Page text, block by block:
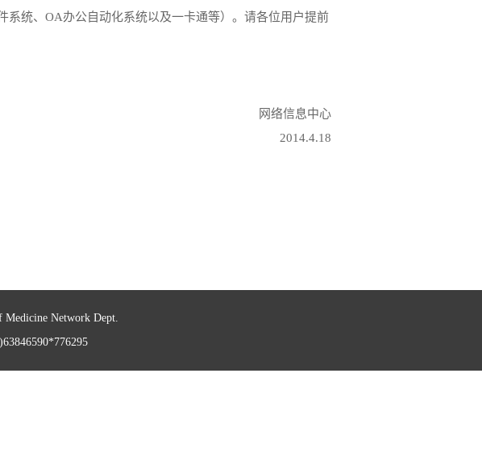
系统、OA办公自动化系统以及一卡通等）。请各位用户提前
网络信息中心
2014.4.18
Medicine Network Dept.